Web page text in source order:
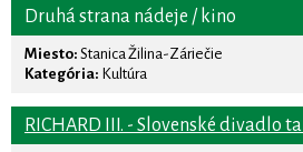
Druhá strana nádeje / kino
Miesto: Stanica Žilina-Záriečie
Kategória: Kultúra
RICHARD III. - Slovenské divadlo